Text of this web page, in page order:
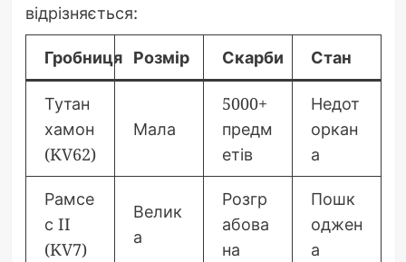
відрізняється:
Гробниця Розмір Скарби Стан
Тутан
хамон
(KV62)
Мала
5000+
предм
етів
Недот
оркан
а
Рамсе
с II
(KV7)
Велик
а
Розгр
абова
на
Пошк
оджен
а